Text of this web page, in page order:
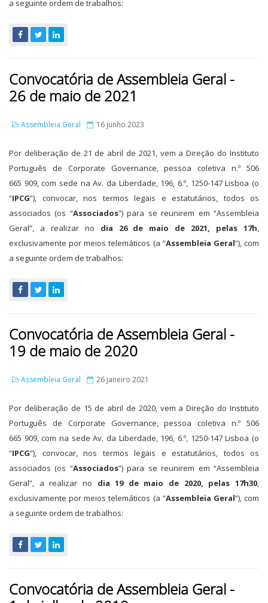
a seguinte ordem de trabalhos:
Convocatória de Assembleia Geral -
26 de maio de 2021
Assembleia Geral 16 junho 2023
Por deliberação de 21 de abril de 2021, vem a Direção do Instituto
Português de Corporate Governance, pessoa coletiva n.º 506
665 909, com sede na Av. da Liberdade, 196, 6.º, 1250-147 Lisboa (o
“IPCG”), convocar, nos termos legais e estatutários, todos os
associados (os “Associados”) para se reunirem em “Assembleia
Geral”, a realizar no dia 26 de maio de 2021, pelas 17h,
exclusivamente por meios telemáticos (a “Assembleia Geral”), com
a seguinte ordem de trabalhos:
Convocatória de Assembleia Geral -
19 de maio de 2020
Assembleia Geral 26 janeiro 2021
Por deliberação de 15 de abril de 2020, vem a Direção do Instituto
Português de Corporate Governance, pessoa coletiva n.º 506
665 909, com na sede Av. da Liberdade, 196, 6.º, 1250-147 Lisboa (o
“IPCG”), convocar, nos termos legais e estatutários, todos os
associados (os “Associados”) para se reunirem em “Assembleia
Geral”, a realizar no dia 19 de maio de 2020, pelas 17h30,
exclusivamente por meios telemáticos (a “Assembleia Geral”), com
a seguinte ordem de trabalhos:
Convocatória de Assembleia Geral -